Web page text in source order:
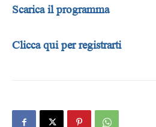
Scarica il programma
Clicca qui per registrarti